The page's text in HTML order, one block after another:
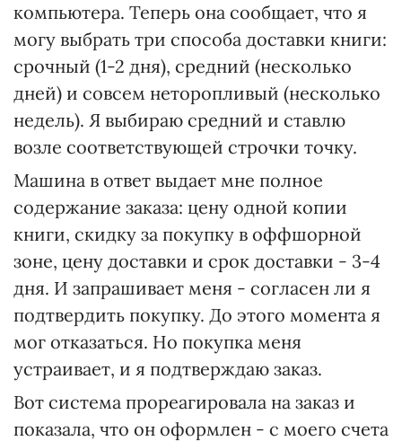
компьютера. Теперь она сообщает, что я
могу выбрать три способа доставки книги:
срочный (1-2 дня), средний (несколько
дней) и совсем неторопливый (несколько
недель). Я выбираю средний и ставлю
возле соответствующей строчки точку.
Машина в ответ выдает мне полное
содержание заказа: цену одной копии
книги, скидку за покупку в оффшорной
зоне, цену доставки и срок доставки - 3-4
дня. И запрашивает меня - согласен ли я
подтвердить покупку. До этого момента я
мог отказаться. Но покупка меня
устраивает, и я подтверждаю заказ.
Вот система прореагировала на заказ и
показала, что он оформлен - с моего счета